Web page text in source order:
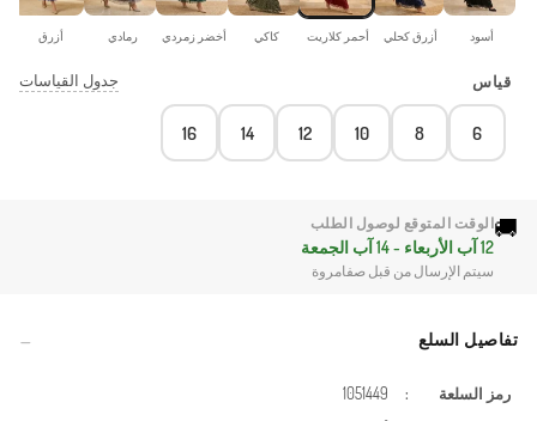
أسود أزرق كحلي أحمر كلاريت كاكي أخضر زمردي رمادي أزرق
قياس جدول القياسات
6
8
10
12
14
16
🚚الوقت المتوقع لوصول الطلب
12 آب الأربعاء - 14 آب الجمعة
سيتم الإرسال من قبل صفامروة
تفاصيل السلع
رمز السلعة :
1051449